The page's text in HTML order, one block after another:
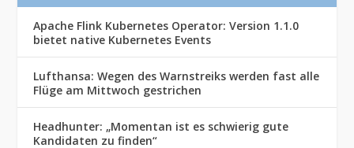
Apache Flink Kubernetes Operator: Version 1.1.0
bietet native Kubernetes Events
Lufthansa: Wegen des Warnstreiks werden fast alle
Flüge am Mittwoch gestrichen
Headhunter: „Momentan ist es schwierig gute
Kandidaten zu finden“